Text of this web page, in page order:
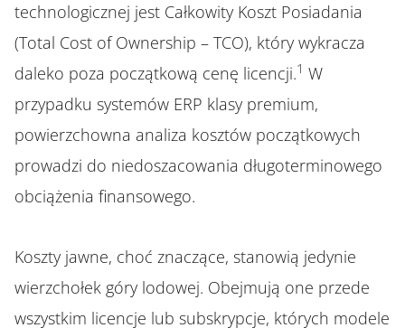
technologicznej jest Całkowity Koszt Posiadania
(Total Cost of Ownership – TCO), który wykracza
daleko poza początkową cenę licencji.1 W
przypadku systemów ERP klasy premium,
powierzchowna analiza kosztów początkowych
prowadzi do niedoszacowania długoterminowego
obciążenia finansowego.
Koszty jawne, choć znaczące, stanowią jedynie
wierzchołek góry lodowej. Obejmują one przede
wszystkim licencje lub subskrypcje, których modele